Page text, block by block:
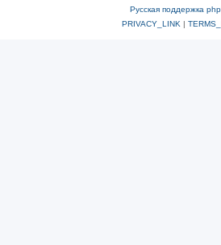
Русская поддержка
PRIVACY_LINK |